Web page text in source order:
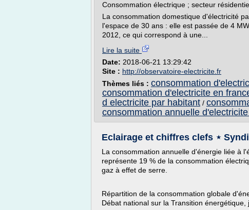
Consommation électrique ; secteur
La consommation domestique d'électricité
l'espace de 30 ans : elle est passée de 4
2012, ce qui correspond à une...
Lire la suite
Date: 2018-06-21 13:29:42
Site : http://observatoire-electricite.fr
Thèmes liés : consommation
consommation d'electricite en
d electricite par habitant /
consommation annuelle
Eclairage et chiffres clefs ⋆
La consommation annuelle d'énergie liée à
représente 19 % de la consommation
gaz à effet de serre.
Répartition de la consommation globale
Débat national sur la Transition énergétique,